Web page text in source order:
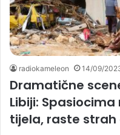
radiokameleon 14/09/
Dramatične
Libiji:
tijela, raste strah